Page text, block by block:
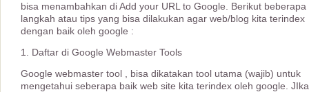
bisa menambahkan di Add your URL to Google. Berikut beberapa
langkah atau tips yang bisa dilakukan agar web/blog kita terindex
dengan baik oleh google :
1. Daftar di Google Webmaster Tools
Google webmaster tool , bisa dikatakan tool utama (wajib) untuk
mengetahui seberapa baik web site kita terindex oleh google. JIka